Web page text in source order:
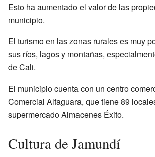
Esto ha aumentado el valor de las
municipio.
El turismo en las zonas rurales es muy
sus ríos, lagos y montañas,
de Cali.
El municipio cuenta con un centro
Comercial Alfaguara, que tiene 89
supermercado Almacenes Éxito.
Cultura de Jamundí